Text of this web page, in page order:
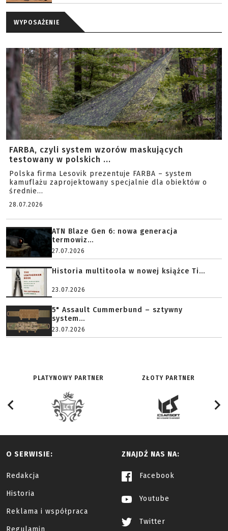
WYPOSAŻENIE
FARBA, czyli system wzorów maskujących
testowany w polskich ...
Polska firma Lesovik prezentuje FARBA – system
kamuflażu zaprojektowany specjalnie dla obiektów o
średnie...
28.07.2026
ATN Blaze Gen 6: nowa generacja
termowiz...
27.07.2026
Historia multitoola w nowej książce Ti...
23.07.2026
5" Assault Cummerbund – sztywny
system...
23.07.2026
PLATYNOWY PARTNER ZŁOTY PARTNER
O SERWISIE:
Redakcja
Historia
Reklama i współpraca
ZNAJDŹ NAS NA:
Facebook
Youtube
Twitter